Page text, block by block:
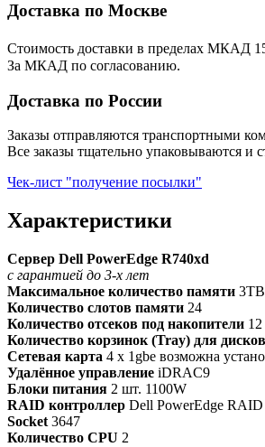
Доставка по Москве
Стоимость доставки в пределах МКАД
За МКАД по согласованию.
Доставка по России
Заказы отправляются транспортными
Все заказы тщательно упаковываются и
Чек-лист "получение посылки"
Характеристики
Сервер Dell PowerEdge R740xd
с гарантией до 3-х лет
Максимальное количество памяти 3TB
Количество слотов памяти 24
Количество отсеков под накопители
Количество корзинок (Tray) для
Сетевая карта 4 x 1gbe возможна
Удалённое управление iDRAC9
Блоки питания 2 шт. 1100W
RAID контроллер Dell PowerEdge
Socket 3647
Количество CPU 2